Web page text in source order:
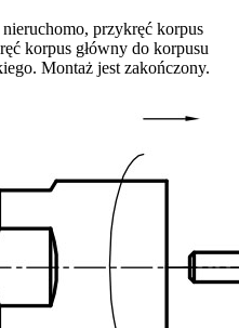
przykręć korpus
korpus główny do korpusu
Montaż jest zakończony.